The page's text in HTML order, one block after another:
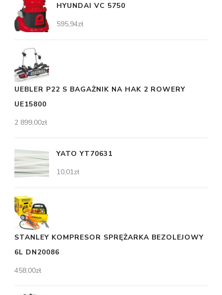
HYUNDAI VC 5750
595,94zł
UEBLER P22 S BAGAŻNIK NA HAK 2 ROWERY
UE15800
2 899,00zł
YATO YT70631
10,01zł
STANLEY KOMPRESOR SPRĘŻARKA BEZOLEJOWY
6L DN20086
458,00zł